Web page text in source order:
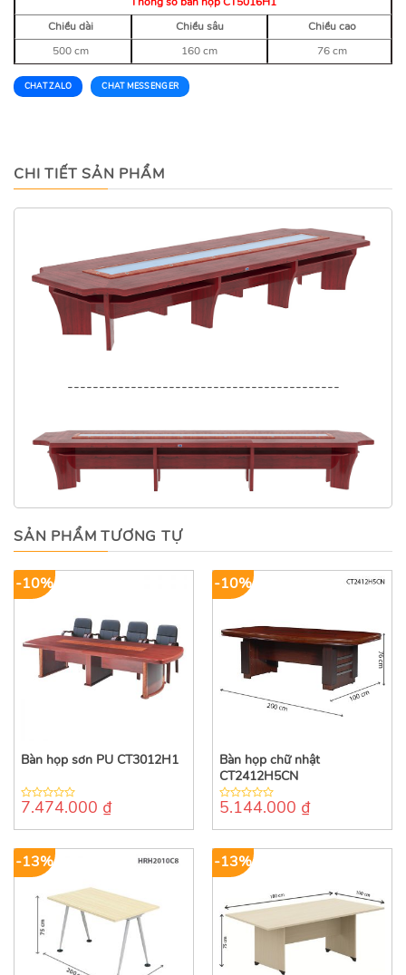
Chiều dài
Chiều sâu
Chiều cao
500 cm
160 cm 76 cm
CHAT ZALO CHAT MESSENGER
CHI TIẾT SẢN PHẨM
-------------------------------------------
SẢN PHẨM TƯƠNG TỰ
-10%
Bàn họp sơn PU CT3012H1
0
of
7.474.000 ₫
-10%
Bàn họp chữ nhật
CT2412H5CN
0
of
5.144.000 ₫
-13% -13%